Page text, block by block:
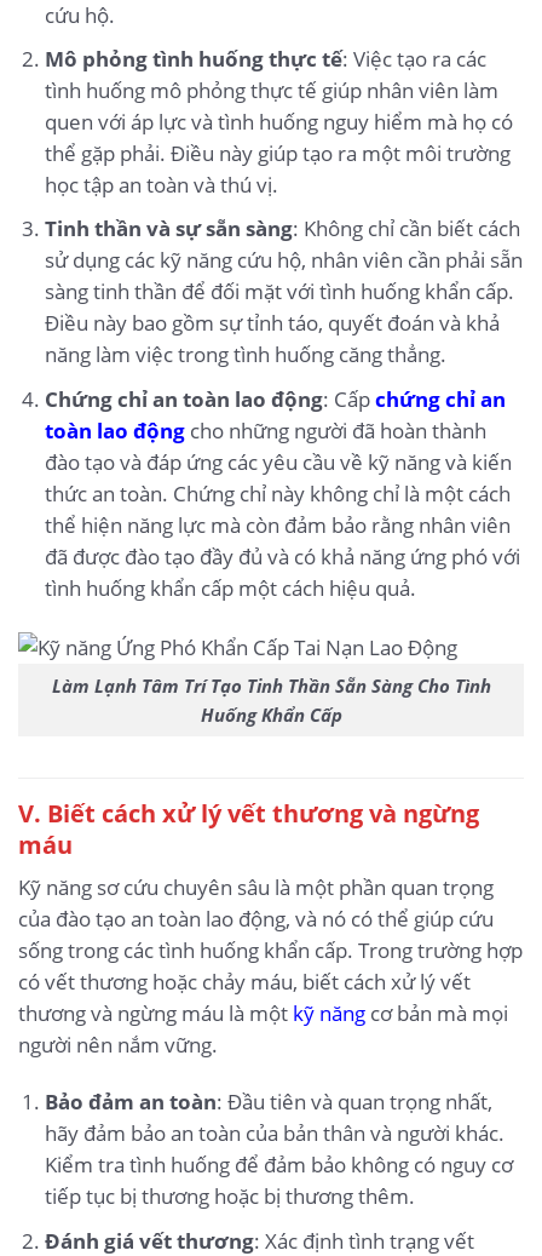
cứu hộ.
Mô phỏng tình huống thực tế: Việc tạo ra các
tình huống mô phỏng thực tế giúp nhân viên làm
quen với áp lực và tình huống nguy hiểm mà họ có
thể gặp phải. Điều này giúp tạo ra một môi trường
học tập an toàn và thú vị.
Tinh thần và sự sẵn sàng: Không chỉ cần biết cách
sử dụng các kỹ năng cứu hộ, nhân viên cần phải sẵn
sàng tinh thần để đối mặt với tình huống khẩn cấp.
Điều này bao gồm sự tỉnh táo, quyết đoán và khả
năng làm việc trong tình huống căng thẳng.
Chứng chỉ an toàn lao động: Cấpchứng chỉ an
toàn lao độngcho những người đã hoàn thành
đào tạo và đáp ứng các yêu cầu về kỹ năng và kiến
thức an toàn. Chứng chỉ này không chỉ là một cách
thể hiện năng lực mà còn đảm bảo rằng nhân viên
đã được đào tạo đầy đủ và có khả năng ứng phó với
tình huống khẩn cấp một cách hiệu quả.
Làm Lạnh Tâm Trí Tạo Tinh Thần Sẵn Sàng Cho Tình
Huống Khẩn Cấp
V. Biết cách xử lý vết thương và ngừng
máu
Kỹ năng sơ cứu chuyên sâu là một phần quan trọng
của đào tạo an toàn lao động, và nó có thể giúp cứu
sống trong các tình huống khẩn cấp. Trong trường hợp
có vết thương hoặc chảy máu, biết cách xử lý vết
thương và ngừng máu là một kỹ năng cơ bản mà mọi
người nên nắm vững.
Bảo đảm an toàn: Đầu tiên và quan trọng nhất,
hãy đảm bảo an toàn của bản thân và người khác.
Kiểm tra tình huống để đảm bảo không có nguy cơ
tiếp tục bị thương hoặc bị thương thêm.
Đánh giá vết thương: Xác định tình trạng vết